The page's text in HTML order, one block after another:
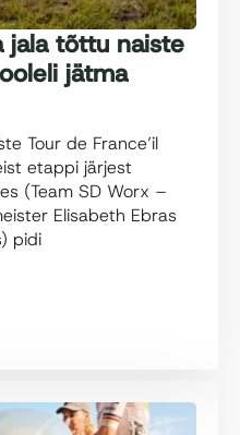
jala tõttu naiste
jätma
Tour de France’il
etappi järjest
(Team SD Worx –
Elisabeth Ebras
pidi